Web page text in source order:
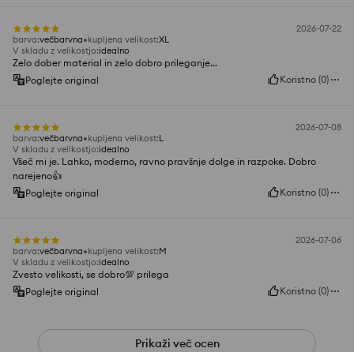
2026-07-22
barva:večbarvna kupljena velikost:XL
V skladu z velikostjo:idealno
Zelo dober material in zelo dobro prileganje...
Poglejte original
Koristno (0)
2026-07-08
barva:večbarvna kupljena velikost:L
V skladu z velikostjo:idealno
Všeč mi je. Lahko, moderno, ravno pravšnje dolge in razpoke. Dobro
narejeno👍️
Poglejte original
Koristno (0)
2026-07-06
barva:večbarvna kupljena velikost:M
V skladu z velikostjo:idealno
Zvesto velikosti, se dobro💯 prilega
Poglejte original
Koristno (0)
Prikaži več ocen